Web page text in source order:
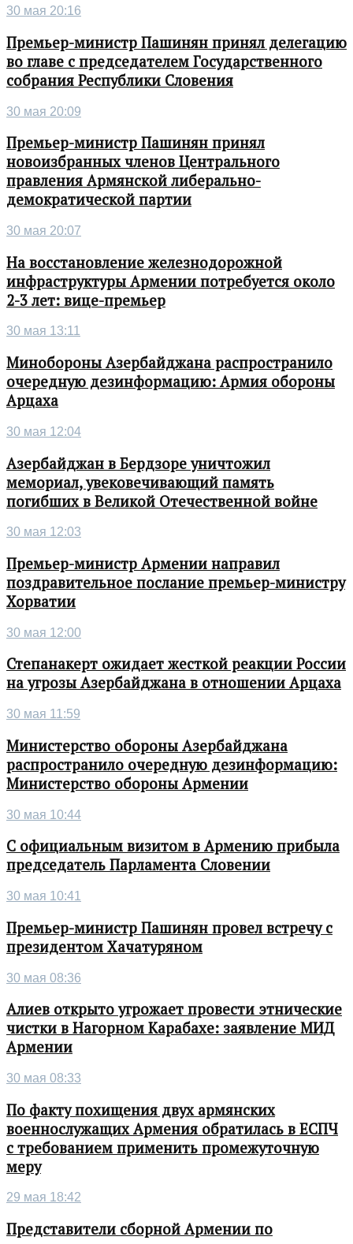
30 мая 20:16
Премьер-министр Пашинян принял делегацию
во главе с председателем Государственного
собрания Республики Словения
30 мая 20:09
Премьер-министр Пашинян принял
новоизбранных членов Центрального
правления Армянской либерально-
демократической партии
30 мая 20:07
На восстановление железнодорожной
инфраструктуры Армении потребуется около
2-3 лет: вице-премьер
30 мая 13:11
Минобороны Азербайджана распространило
очередную дезинформацию: Армия обороны
Арцаха
30 мая 12:04
Азербайджан в Бердзоре уничтожил
мемориал, увековечивающий память
погибших в Великой Отечественной войне
30 мая 12:03
Премьер-министр Армении направил
поздравительное послание премьер-министру
Хорватии
30 мая 12:00
Степанакерт ожидает жесткой реакции России
на угрозы Азербайджана в отношении Арцаха
30 мая 11:59
Министерство обороны Азербайджана
распространило очередную дезинформацию:
Министерство обороны Армении
30 мая 10:44
С официальным визитом в Армению прибыла
председатель Парламента Словении
30 мая 10:41
Премьер-министр Пашинян провел встречу с
президентом Хачатуряном
30 мая 08:36
Алиев открыто угрожает провести этнические
чистки в Нагорном Карабахе: заявление МИД
Армении
30 мая 08:33
По факту похищения двух армянских
военнослужащих Армения обратилась в ЕСПЧ
с требованием применить промежуточную
меру
29 мая 18:42
Представители сборной Армении по